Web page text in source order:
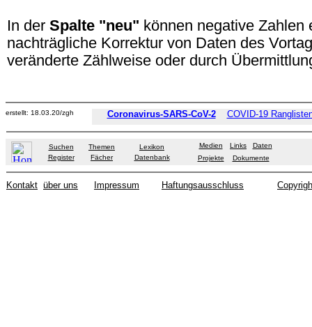
In der Spalte "neu" können negative Zahlen
nachträgliche Korrektur von Daten des
veränderte Zählweise oder durch
erstellt: 18.03.20/zgh Coronavirus-SARS-CoV-2 COVID-19
Suchen Themen
Lexikon
Register
Fächer Datenbank
Medien Links
Daten
Projekte
Dokumente
Kontakt über uns Impressum Haftungsausschluss